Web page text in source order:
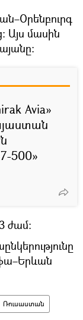
Այս մասին
Avia»
500»
ժամ:
Ռուսաստան